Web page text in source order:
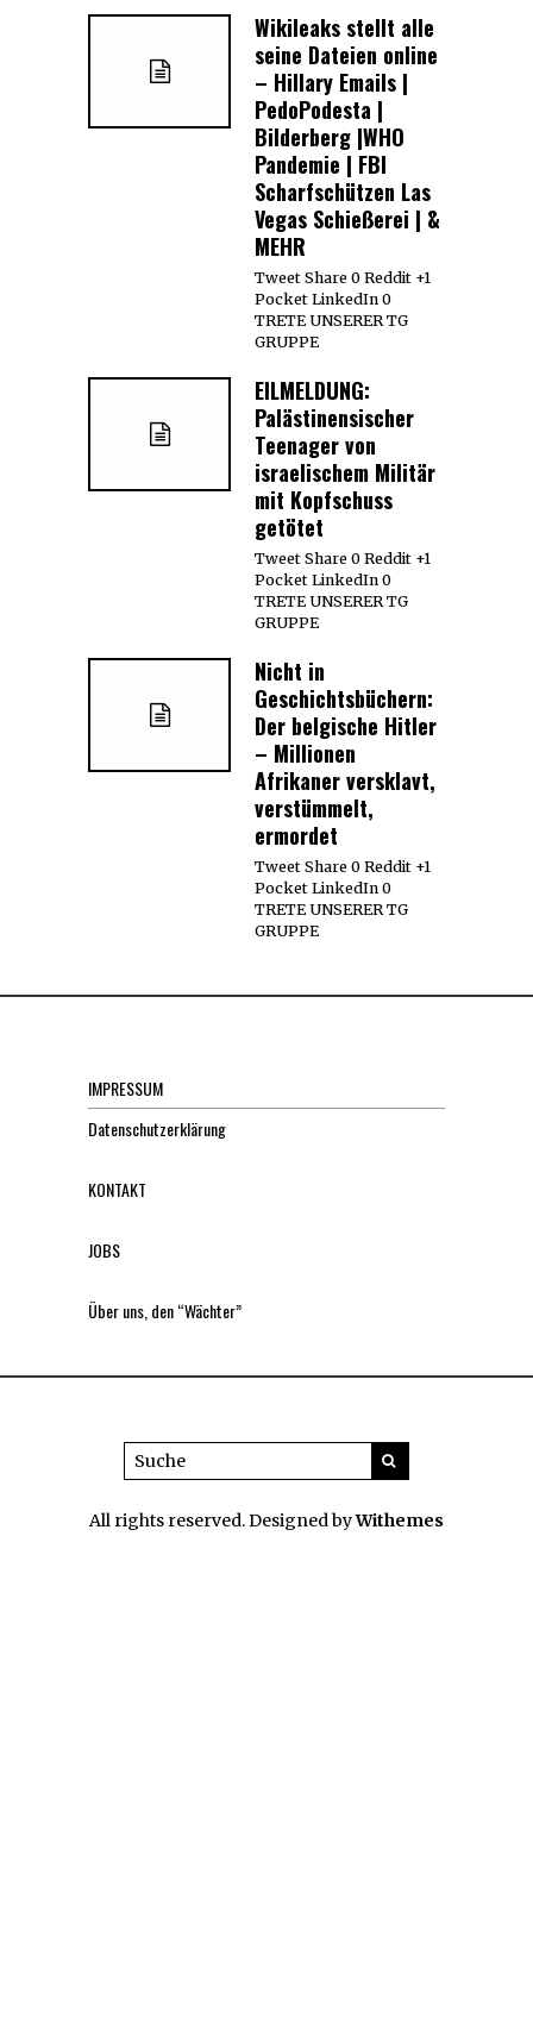
Wikileaks stellt alle
seine Dateien online
– Hillary Emails |
PedoPodesta |
Bilderberg |WHO
Pandemie | FBI
Scharfschützen Las
Vegas Schießerei | &
MEHR
Tweet Share 0 Reddit +1
Pocket LinkedIn 0
TRETE UNSERER TG
GRUPPE
EILMELDUNG:
Palästinensischer
Teenager von
israelischem Militär
mit Kopfschuss
getötet
Tweet Share 0 Reddit +1
Pocket LinkedIn 0
TRETE UNSERER TG
GRUPPE
Nicht in
Geschichtsbüchern:
Der belgische Hitler
– Millionen
Afrikaner versklavt,
verstümmelt,
ermordet
Tweet Share 0 Reddit +1
Pocket LinkedIn 0
TRETE UNSERER TG
GRUPPE
IMPRESSUM
Datenschutzerklärung
KONTAKT
JOBS
Über uns, den “Wächter”
All rights reserved. Designed byWithemes